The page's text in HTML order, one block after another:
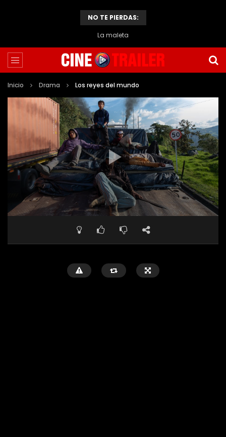
NO TE PIERDAS:
La maleta
Inicio Drama Los reyes del mundo